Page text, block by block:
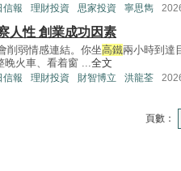
信報 理財投資 思家投資 寧思雋
人性 創業成功因素
削弱情感連結。你坐高鐵兩小時到達
晚火車、看着窗 ...全文
信報 理財投資 財智博立 洪龍荃
頁數：